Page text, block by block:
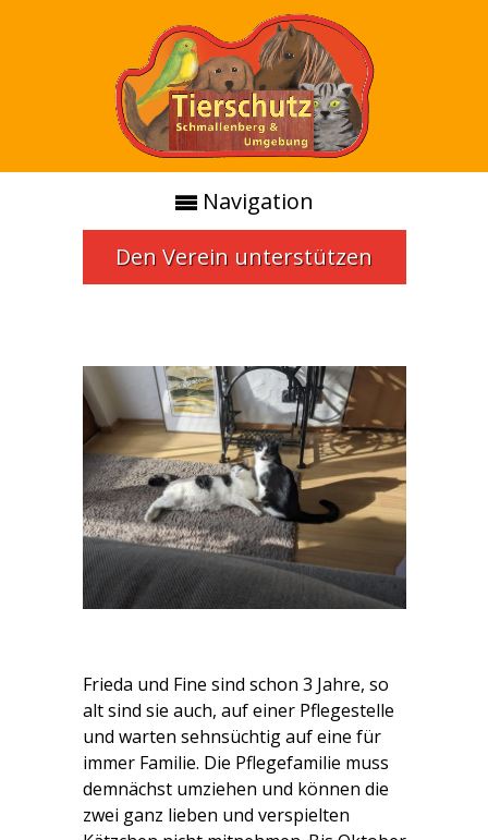
Navigation
Den Verein unterstützen
Frieda und Fine sind schon 3 Jahre, so
alt sind sie auch, auf einer Pflegestelle
und warten sehnsüchtig auf eine für
immer Familie. Die Pflegefamilie muss
demnächst umziehen und können die
zwei ganz lieben und verspielten